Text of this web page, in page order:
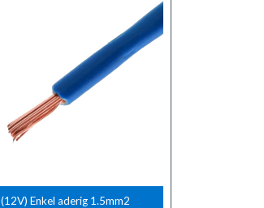
(12V) Enkel aderig 1.5mm2